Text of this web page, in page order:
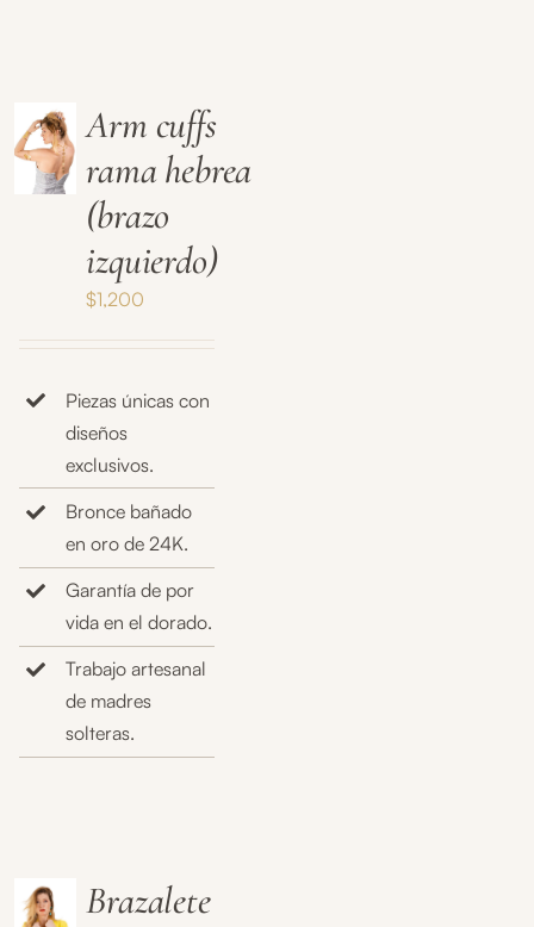
Arm cuffs
rama hebrea
(brazo
izquierdo)
$1,200
Piezas únicas con
diseños
exclusivos.
Bronce bañado
en oro de 24K.
Garantía de por
vida en el dorado.
Trabajo artesanal
de madres
solteras.
Brazalete